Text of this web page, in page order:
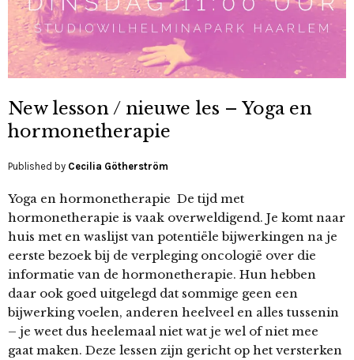
New lesson / nieuwe les – Yoga en
hormonetherapie
Published by Cecilia Götherström
Yoga en hormonetherapie De tijd met
hormonetherapie is vaak overweldigend. Je komt naar
huis met en waslijst van potentiële bijwerkingen na je
eerste bezoek bij de verpleging oncologië over die
informatie van de hormonetherapie. Hun hebben
daar ook goed uitgelegd dat sommige geen een
bijwerking voelen, anderen heelveel en alles tussenin
– je weet dus heelemaal niet wat je wel of niet mee
gaat maken. Deze lessen zijn gericht op het versterken